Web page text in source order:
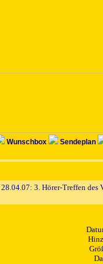
Wunschbox
Sendeplan
28.04.07: 3. Hörer-Treffen des